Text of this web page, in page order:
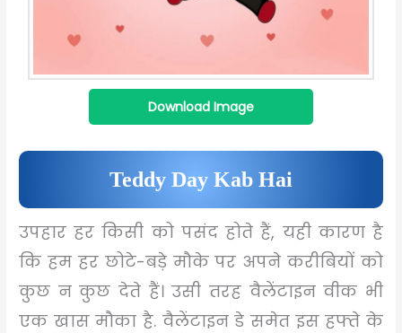
Download Image
Teddy Day Kab Hai
उपहार हर किसी को पसंद होते हैं, यही कारण है
कि हम हर छोटे-बड़े मौके पर अपने करीबियों को
कुछ न कुछ देते हैं। उसी तरह वैलेंटाइन वीक भी
एक खास मौका है. वैलेंटाइन डे समेत इस हफ्ते के